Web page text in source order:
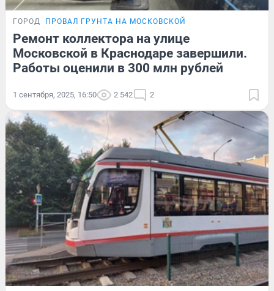
ГОРОД ПРОВАЛ ГРУНТА НА МОСКОВСКОЙ
Ремонт коллектора на улице
Московской в Краснодаре завершили.
Работы оценили в 300 млн рублей
1 сентября, 2025, 16:50 2 542 2